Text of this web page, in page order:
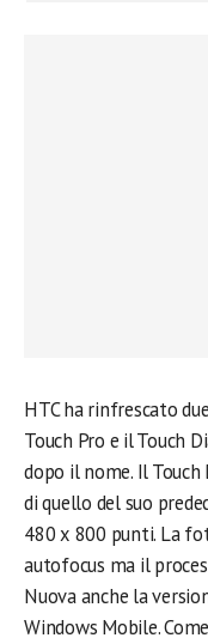
HTC ha rinfrescato
Touch Pro e il Touch
dopo il nome. Il Touch
di quello del suo
480 x 800 punti. La
autofocus ma il
Nuova anche la
Windows Mobile.